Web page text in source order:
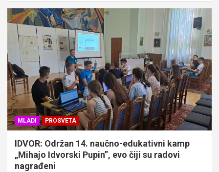
MLADI PROSVETA
IDVOR: Održan 14. naučno-edukativni kamp
„Mihajo Idvorski Pupin”, evo čiji su radovi
nagrađeni